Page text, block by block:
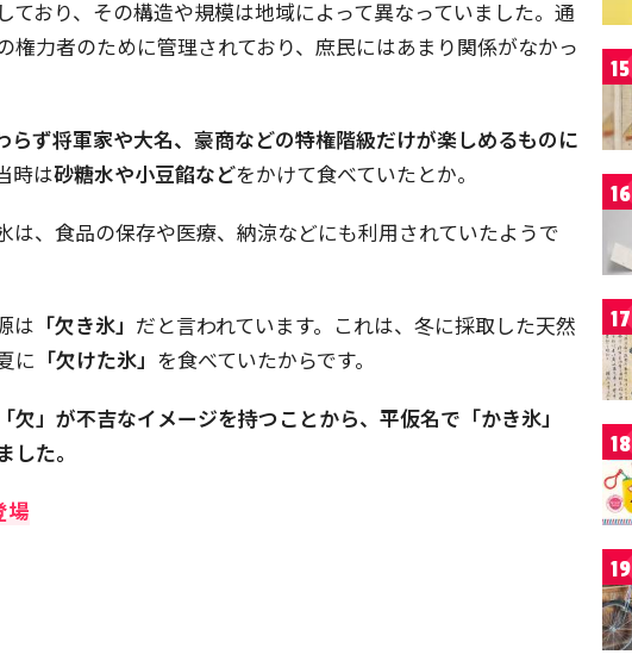
ており、その構造や規模は地域によって異なっていました。通
権力者のために管理されており、庶民にはあまり関係がなかっ
らず将軍家や大名、豪商などの特権階級だけが楽しめるものに
時は砂糖水や小豆餡などをかけて食べていたとか。
は、食品の保存や医療、納涼などにも利用されていたようで
は 「欠き氷」 だと言われています。これは、冬に採取した天然
に 「欠けた氷」 を食べていたからです。
「欠」が不吉なイメージを持つことから、平仮名で「かき氷」
た。
場
15
16
17
18
19